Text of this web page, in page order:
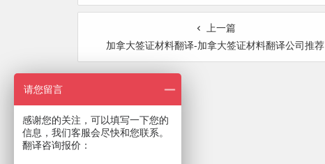
上一篇
加拿大签证材料翻译-加拿大签证材料翻译公司推荐
请您留言
感谢您的关注，可以填写一下您的
信息，我们客服会尽快和您联系。
翻译咨询报价：